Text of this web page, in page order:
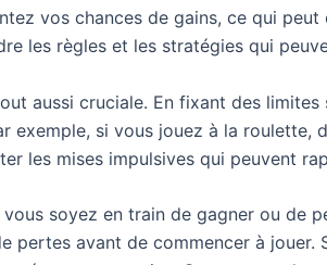
vos chances de gains, ce qui
les règles et les stratégies qui
aussi cruciale. En fixant des
exemple, si vous jouez à la roulette,
les mises impulsives qui peuvent
soyez en train de gagner ou
pertes avant de commencer à